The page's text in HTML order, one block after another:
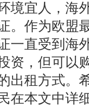
境宜人，海
。作为欧盟
一直受到海
资，但可以
出租方式。
在本文中详